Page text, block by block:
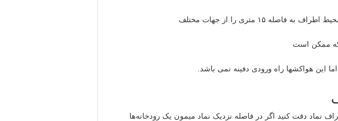
اطراف به فاصله ۱۵ متری را از جهات مختلف
که ممکن است
این هواکشها راه ورودی دفینه نمی باشد.
نماد دقت کنید اگر در فاصله نزدیک نماد میمون یک رودخانه‌ها